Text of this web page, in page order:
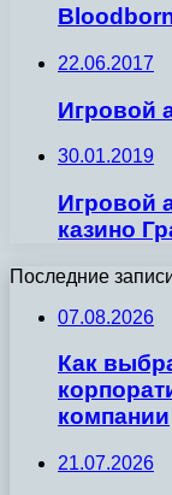
22.06.2017
Игровой
30.01.2019
Игровой
казино
Последние
07.08.2026
Как
компании
21.07.2026